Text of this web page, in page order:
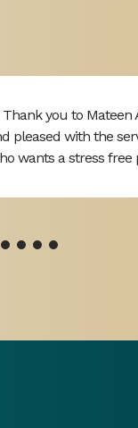
you to
pleased with the
wants a stress free